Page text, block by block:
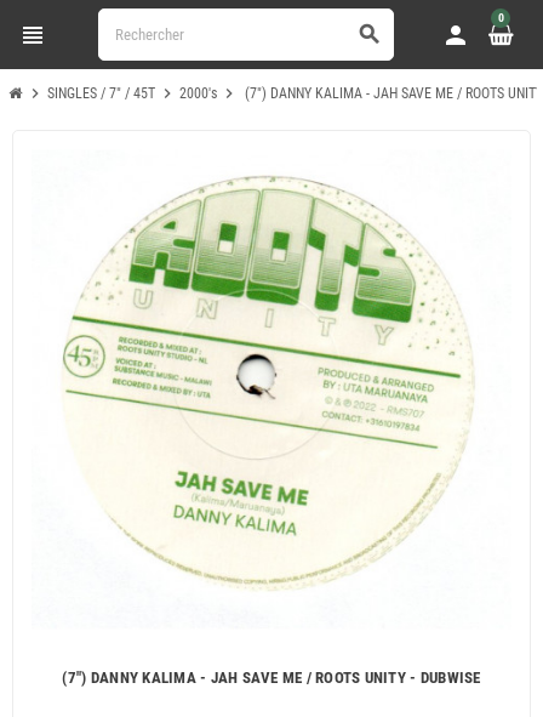
view_headline search person
0
chevron_right SINGLES / 7" / 45T chevron_right 2000's chevron_right (7") DANNY KALIMA - JAH SAVE ME / ROOTS
(7") DANNY KALIMA - JAH SAVE ME / ROOTS UNITY - DUBWISE